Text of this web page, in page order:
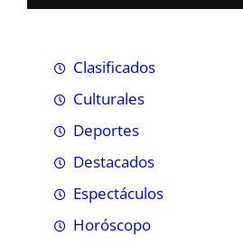
Clasificados
Culturales
Deportes
Destacados
Espectáculos
Horóscopo